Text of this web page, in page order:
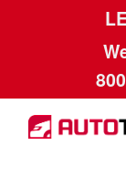
Ga
door
Ga
naar